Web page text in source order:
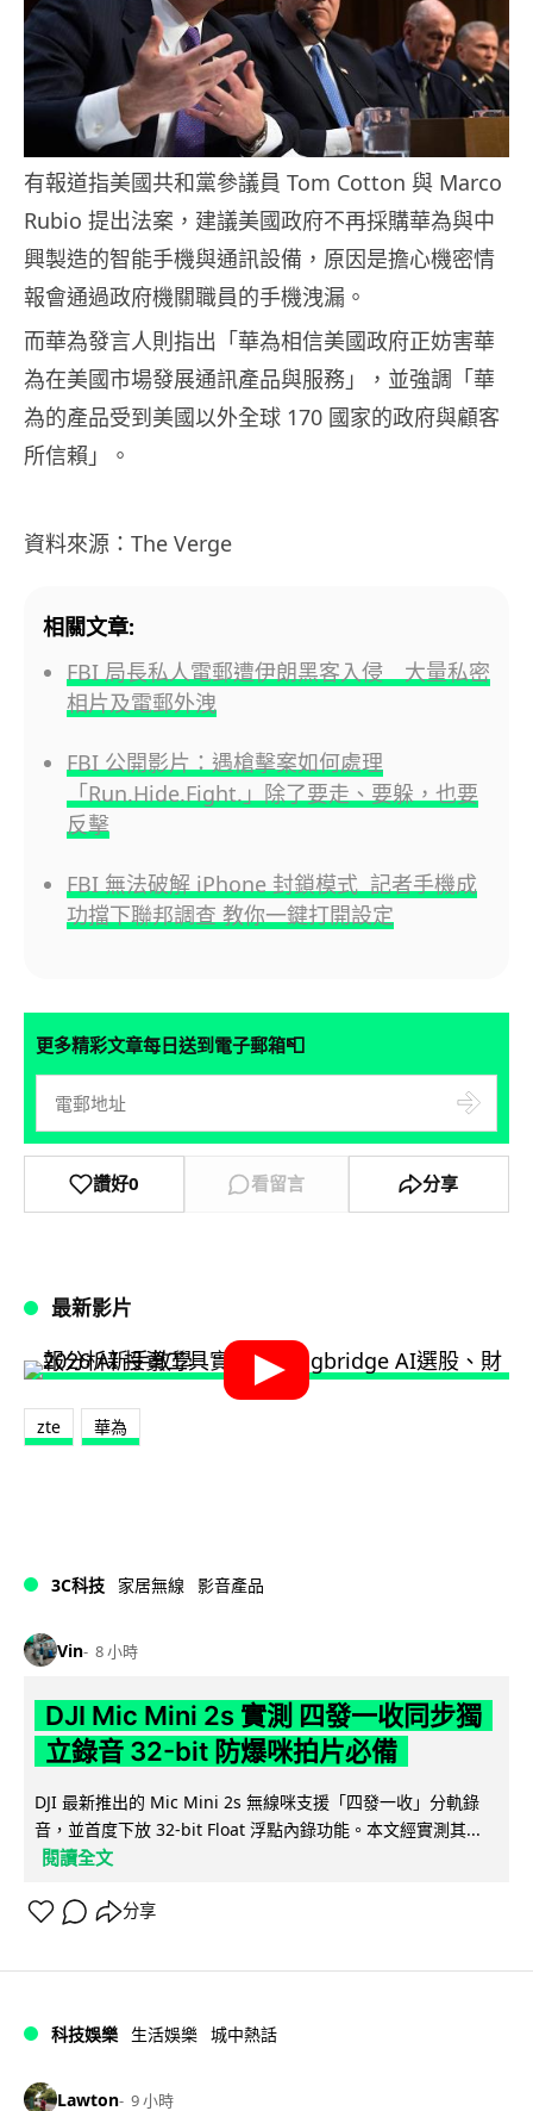
有報道指美國共和黨參議員 Tom Cotton 與 Marco
Rubio 提出法案，建議美國政府不再採購華為與中
興製造的智能手機與通訊設備，原因是擔心機密情
報會通過政府機關職員的手機洩漏。
而華為發言人則指出「華為相信美國政府正妨害華
為在美國市場發展通訊產品與服務」，並強調「華
為的產品受到美國以外全球 170 國家的政府與顧客
所信賴」。
資料來源：The Verge
相關文章:
FBI 局長私人電郵遭伊朗黑客入侵 大量私密
相片及電郵外洩
FBI 公開影片：遇槍擊案如何處理
「Run.Hide.Fight.」除了要走、要躲，也要
反擊
FBI 無法破解 iPhone 封鎖模式 記者手機成
功擋下聯邦調查 教你一鍵打開設定
更多精彩文章每日送到電子郵箱📮
讚好0 看留言 分享
最新影片
zte 華為
3C科技 家居無線 影音產品
Vin 8 小時
DJI Mic Mini 2s 實測 四發一收同步獨
立錄音 32-bit 防爆咪拍片必備
DJI 最新推出的 Mic Mini 2s 無線咪支援「四發一收」分軌錄
音，並首度下放 32-bit Float 浮點內錄功能。本文經實測其...
閱讀全文
分享
科技娛樂 生活娛樂 城中熱話
Lawton 9 小時